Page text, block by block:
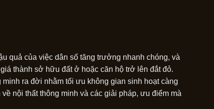
quả của việc dân số tăng trưởng nhanh chóng, và
thành sở hữu đất ở hoặc căn hộ trở lên đắt đỏ.
ra đời nhằm tối ưu không gian sinh hoạt càng
nội thất thông minh và các giải pháp, ưu điểm mà